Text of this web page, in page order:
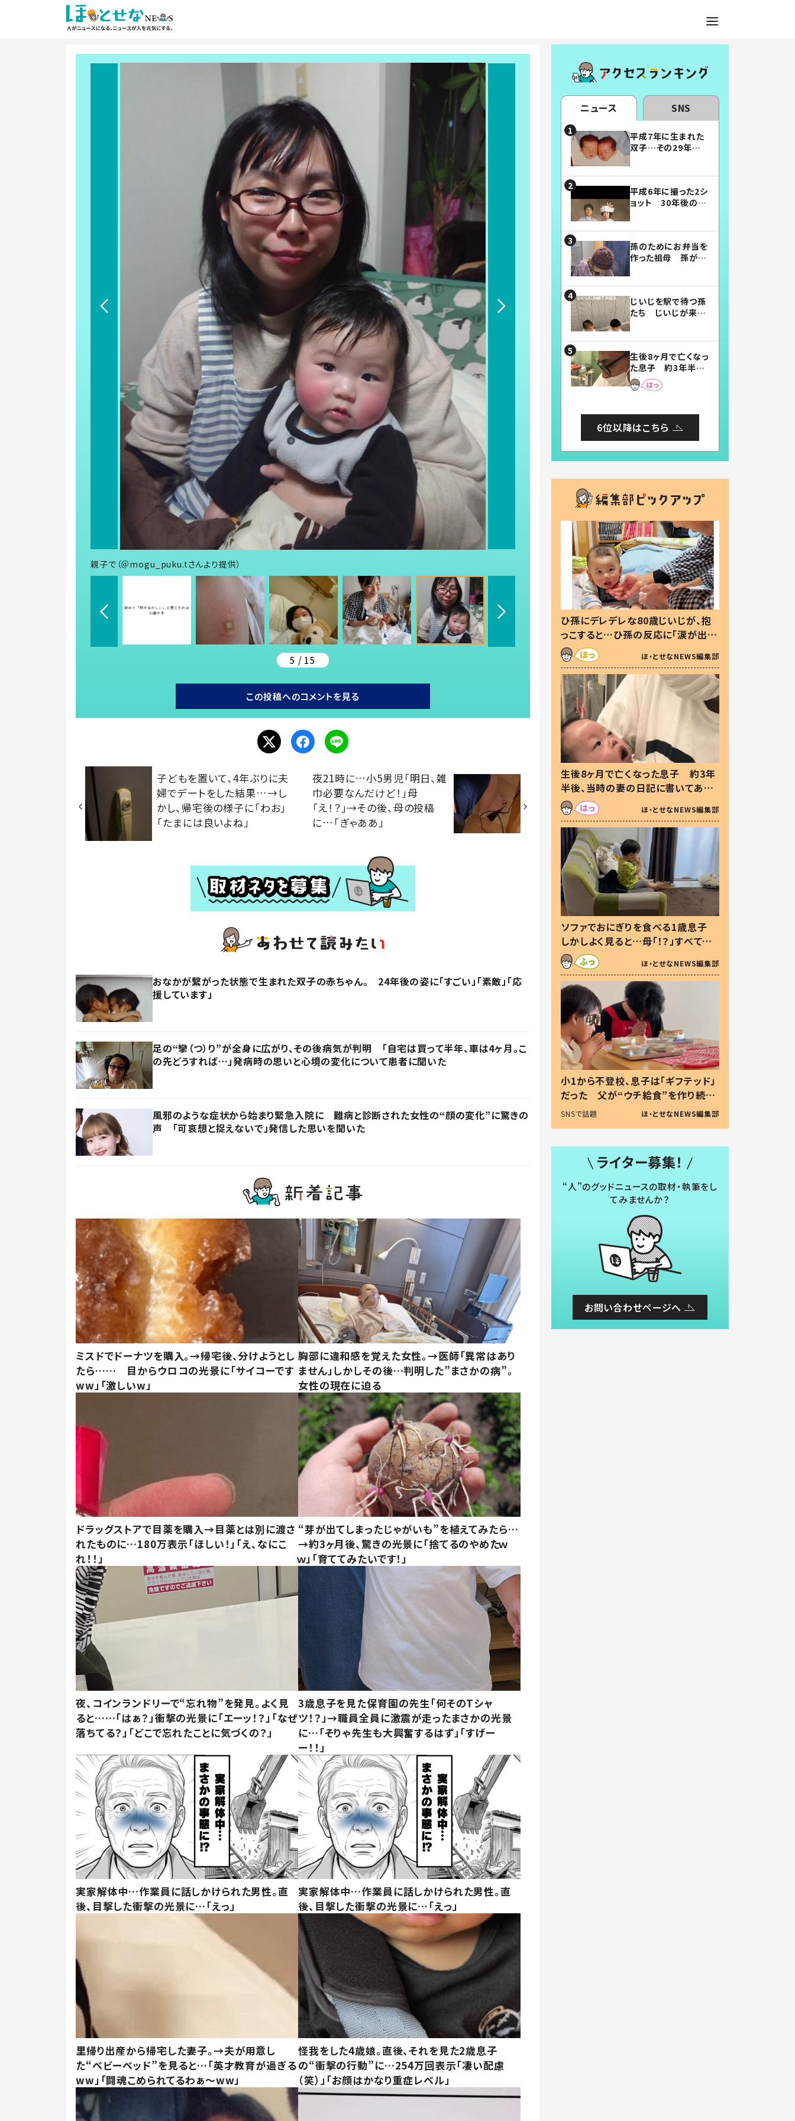
親子で（＠mogu_puku.tさんより提供）
5 / 15
この投稿へのコメントを見る
子どもを置いて、4年ぶりに夫
婦でデートをした結果…→し
かし、帰宅後の様子に「わお」
「たまには良いよね」
夜21時に…小5男児「明日、雑
巾必要なんだけど！」母
「え！？」→その後、母の投稿
に…「ぎゃああ」
おなかが繋がった状態で生まれた双子の赤ちゃん。 24年後の姿に「すごい」「素敵」「応
援しています」
足の“攣（つ）り”が全身に広がり、その後病気が判明 「自宅は買って半年、車は4ヶ月。こ
の先どうすれば…」発病時の思いと心境の変化について患者に聞いた
風邪のような症状から始まり緊急入院に 難病と診断された女性の“顔の変化”に驚きの
声 「可哀想と捉えないで」発信した思いを聞いた
ミスドでドーナツを購入。→帰宅後、分けようとし
たら…… 目からウロコの光景に「サイコーです
ww」「激しいw」
胸部に違和感を覚えた女性。→医師「異常はあり
ません」しかしその後…判明した”まさかの病”。
女性の現在に迫る
ドラッグストアで目薬を購入→目薬とは別に渡さ
れたものに…180万表示「ほしい！」「え、なにこ
れ！！」
“芽が出てしまったじゃがいも”を植えてみたら…
→約3ヶ月後、驚きの光景に「捨てるのやめたｗ
ｗ」「育ててみたいです！」
夜、コインランドリーで“忘れ物”を発見。よく見
ると……「はぁ？」衝撃の光景に「エーッ！？」「なぜ
落ちてる？」「どこで忘れたことに気づくの？」
3歳息子を見た保育園の先生「何そのTシャ
ツ！？」→職員全員に激震が走ったまさかの光景
に…「そりゃ先生も大興奮するはず」「すげー
ー！！」
実家解体中…作業員に話しかけられた男性。直
後、目撃した衝撃の光景に…「えっ」
実家解体中…作業員に話しかけられた男性。直
後、目撃した衝撃の光景に…「えっ」
里帰り出産から帰宅した妻子。→夫が用意し
た“ベビーベッド”を見ると…「英才教育が過ぎる
ww」「闘魂こめられてるわぁ～ww」
怪我をした4歳娘。直後、それを見た2歳息子
の“衝撃の行動”に…254万回表示「凄い配慮
（笑）」「お顔はかなり重症レベル」
ニュース SNS
平成7年に生まれた
双子…その29年後
平成6年に撮った2シ
ョット 30年後の姿
孫のためにお弁当を
作った祖母 孫が絶
じいじを駅で待つ孫
たち じいじが来た
まらない」「幸せにな
れる」
生後8ヶ月で亡くなっ
た息子 約3年半
後、当時の妻の日記
に書いてあった本音
6位以降はこちら
ひ孫にデレデレな80歳じいじが、抱
っこすると…ひ孫の反応に「涙が出ま
した」「可愛くて仕方ない」
ほ・とせなNEWS編集部
生後8ヶ月で亡くなった息子 約3年
半後、当時の妻の日記に書いてあっ
た本音とは
ほ・とせなNEWS編集部
ソファでおにぎりを食べる1歳息子
しかしよく見ると…母「！？」すべてを
察した母の投稿に「可愛いから許
す！」「現行犯〜」
ほ・とせなNEWS編集部
小1から不登校、息子は「ギフテッド」
だった 父が“ウチ給食”を作り続け
る理由とは #令和の親 #令和の子
SNSで話題 ほ・とせなNEWS編集部
ライター募集！
“人”のグッドニュースの取材・執筆をし
てみませんか？
お問い合わせページへ